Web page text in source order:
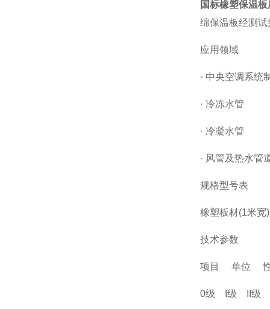
国标橡塑保温
绵保温板经测
应用领域
· 中央空调系统
· 冷冻水管
· 冷凝水管
· 风管及热水管
规格型号表
橡塑板材(1米宽)
技术参数
项目 单位 性
0级 I级 II级